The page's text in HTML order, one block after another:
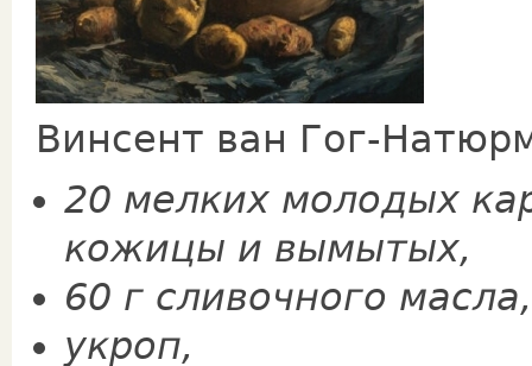
Винсент ван Гог-
20 мелких молодых
кожицы и вымытых,
60 г сливочного масла,
укроп,